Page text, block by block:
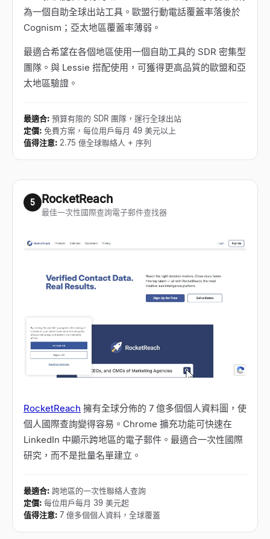
為一個自助全球出站工具。歐盟行動電話覆蓋率落後於
Cognism；亞太地區覆蓋率薄弱。
最適合希望在各個地區使用一個自助工具的 SDR 密集型
團隊。與 Lessie 搭配使用，可獲得更高品質的歐盟和亞
太地區驗證。
最適合: 預算有限的 SDR 團隊，運行全球出站
定價: 免費方案，每位用戶每月 49 美元以上
值得注意: 2.75 億全球聯絡人 + 序列
5 RocketReach
最佳一次性國際查詢電子郵件查找器
RocketReach 擁有全球分佈的 7 億多個個人資料圖，使
個人國際查詢變得容易。Chrome 擴充功能可快速在
LinkedIn 中顯示跨地區的電子郵件。最適合一次性國際
研究，而不是批量名單建立。
最適合: 跨地區的一次性聯絡人查詢
定價: 每位用戶每月 39 美元起
值得注意: 7 億多個個人資料，全球覆蓋